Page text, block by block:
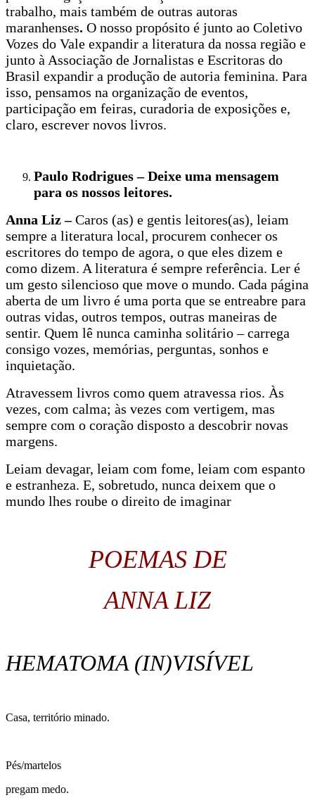
trabalho, mais também de outras autoras
maranhenses. O nosso propósito é junto ao Coletivo
Vozes do Vale expandir a literatura da nossa região e
junto à Associação de Jornalistas e Escritoras do
Brasil expandir a produção de autoria feminina. Para
isso, pensamos na organização de eventos,
participação em feiras, curadoria de exposições e,
claro, escrever novos livros.
Paulo Rodrigues – Deixe uma mensagem
para os nossos leitores.
Anna Liz –Caros (as) e gentis leitores(as), leiam
sempre a literatura local, procurem conhecer os
escritores do tempo de agora, o que eles dizem e
como dizem. A literatura é sempre referência. Ler é
um gesto silencioso que move o mundo. Cada página
aberta de um livro é uma porta que se entreabre para
outras vidas, outros tempos, outras maneiras de
sentir. Quem lê nunca caminha solitário – carrega
consigo vozes, memórias, perguntas, sonhos e
inquietação.
Atravessem livros como quem atravessa rios. Às
vezes, com calma; às vezes com vertigem, mas
sempre com o coração disposto a descobrir novas
margens.
Leiam devagar, leiam com fome, leiam com espanto
e estranheza. E, sobretudo, nunca deixem que o
mundo lhes roube o direito de imaginar
POEMAS DE
ANNA LIZ
HEMATOMA (IN)VISÍVEL
Casa, território minado.
Pés/martelos
pregam medo.